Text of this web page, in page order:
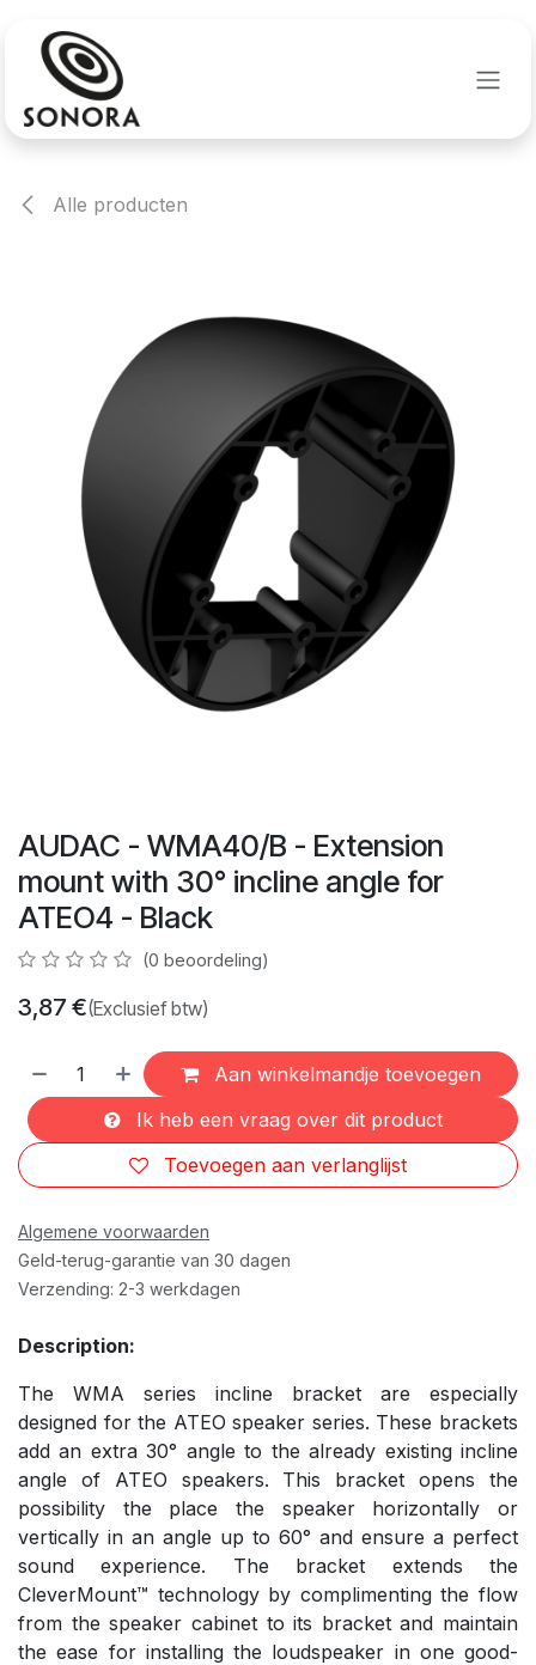
Alle producten
AUDAC - WMA40/B - Extension
mount with 30° incline angle for
ATEO4 - Black
(0 beoordeling)
3,87 €(Exclusief btw)
Aan winkelmandje toevoegen
Ik heb een vraag over dit product
Toevoegen aan verlanglijst
Algemene voorwaarden
Geld-terug-garantie van 30 dagen
Verzending: 2-3 werkdagen
Description:
The WMA series incline bracket are especially
designed for the ATEO speaker series. These brackets
add an extra 30° angle to the already existing incline
angle of ATEO speakers. This bracket opens the
possibility the place the speaker horizontally or
vertically in an angle up to 60° and ensure a perfect
sound experience. The bracket extends the
CleverMount™ technology by complimenting the flow
from the speaker cabinet to its bracket and maintain
the ease for installing the loudspeaker in one good-